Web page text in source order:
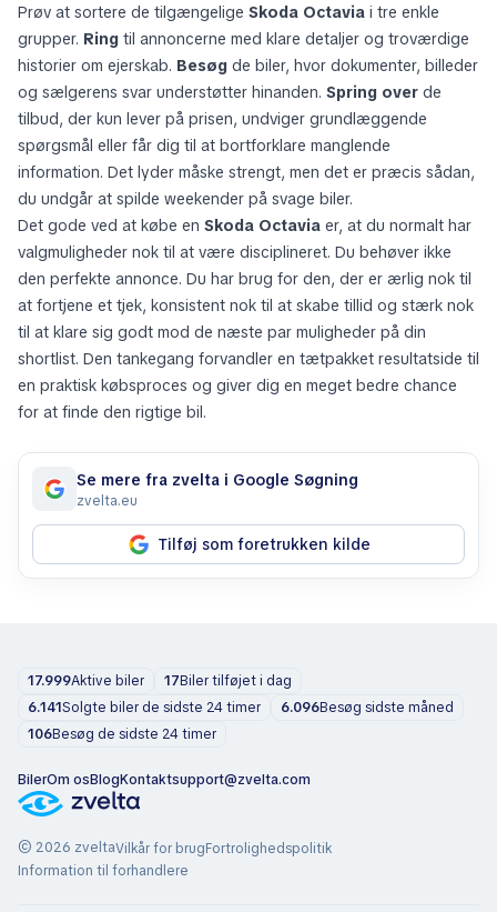
Prøv at sortere de tilgængelige Skoda Octavia i tre enkle
grupper. Ring til annoncerne med klare detaljer og troværdige
historier om ejerskab. Besøg de biler, hvor dokumenter, billeder
og sælgerens svar understøtter hinanden. Spring over de
tilbud, der kun lever på prisen, undviger grundlæggende
spørgsmål eller får dig til at bortforklare manglende
information. Det lyder måske strengt, men det er præcis sådan,
du undgår at spilde weekender på svage biler.
Det gode ved at købe en Skoda Octavia er, at du normalt har
valgmuligheder nok til at være disciplineret. Du behøver ikke
den perfekte annonce. Du har brug for den, der er ærlig nok til
at fortjene et tjek, konsistent nok til at skabe tillid og stærk nok
til at klare sig godt mod de næste par muligheder på din
shortlist. Den tankegang forvandler en tætpakket resultatside til
en praktisk købsproces og giver dig en meget bedre chance
for at finde den rigtige bil.
Se mere fra zvelta i Google Søgning
zvelta.eu
Tilføj som foretrukken kilde
17.999Aktive biler 17Biler tilføjet i dag
6.141Solgte biler de sidste 24 timer 6.096Besøg sidste måned
106Besøg de sidste 24 timer
BilerOm osBlogKontaktsupport@zvelta.com
© 2026 zveltaVilkår for brugFortrolighedspolitik
Information til forhandlere